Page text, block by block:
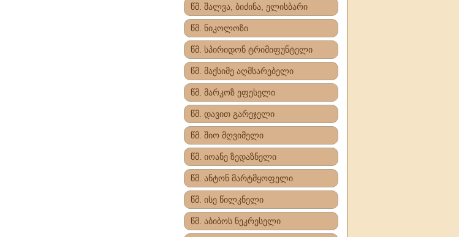
წმ. შალვა, ბიძინა, ელისბარი
წმ. ნიკოლოზი
წმ. სპირიდონ ტრიმიფუნტელი
წმ. მაქსიმე აღმსარებელი
წმ. მარკოზ ეფესელი
წმ. დავით გარეჯელი
წმ. შიო მღვიმელი
წმ. იოანე ზედაზნელი
წმ. ანტონ მარტმყოფელი
წმ. ისე წილკნელი
წმ. აბიბოს ნეკრესელი